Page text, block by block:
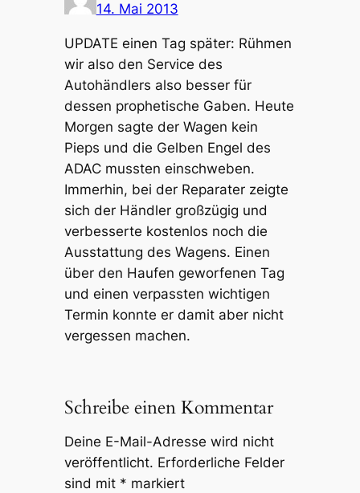
14. Mai 2013
UPDATE einen Tag später: Rühmen
wir also den Service des
Autohändlers also besser für
dessen prophetische Gaben. Heute
Morgen sagte der Wagen kein
Pieps und die Gelben Engel des
ADAC mussten einschweben.
Immerhin, bei der Reparater zeigte
sich der Händler großzügig und
verbesserte kostenlos noch die
Ausstattung des Wagens. Einen
über den Haufen geworfenen Tag
und einen verpassten wichtigen
Termin konnte er damit aber nicht
vergessen machen.
Schreibe einen Kommentar
Deine E-Mail-Adresse wird nicht
veröffentlicht. Erforderliche Felder
sind mit * markiert